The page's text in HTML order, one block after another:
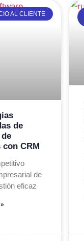
AL CLIENTE
de
CRM
de
eficaz